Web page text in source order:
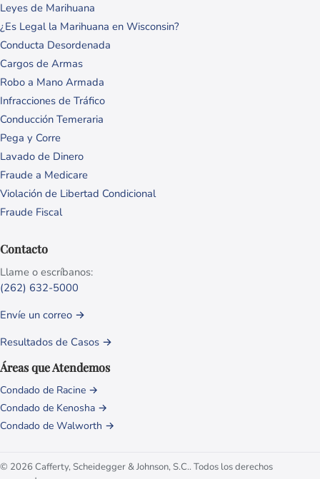
Leyes de Marihuana
¿Es Legal la Marihuana en Wisconsin?
Conducta Desordenada
Cargos de Armas
Robo a Mano Armada
Infracciones de Tráfico
Conducción Temeraria
Pega y Corre
Lavado de Dinero
Fraude a Medicare
Violación de Libertad Condicional
Fraude Fiscal
Contacto
Llame o escríbanos:
(262) 632-5000
Envíe un correo →
Resultados de Casos →
Áreas que Atendemos
Condado de Racine →
Condado de Kenosha →
Condado de Walworth →
© 2026 Cafferty, Scheidegger & Johnson, S.C.. Todos los derechos